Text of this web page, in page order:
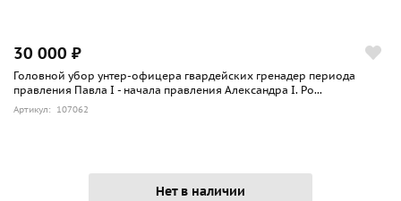
30 000 ₽
Головной убор унтер-офицера гвардейских гренадер периода
правления Павла I - начала правления Александра I. Ро...
Артикул: 107062
Нет в наличии